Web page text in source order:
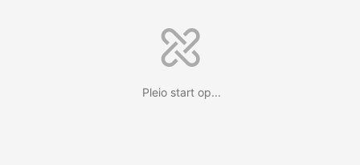
Pleio start op...